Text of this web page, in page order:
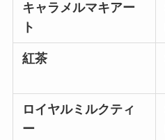
キャラメルマキアー
ト
紅茶
ロイヤルミルクティ
ー